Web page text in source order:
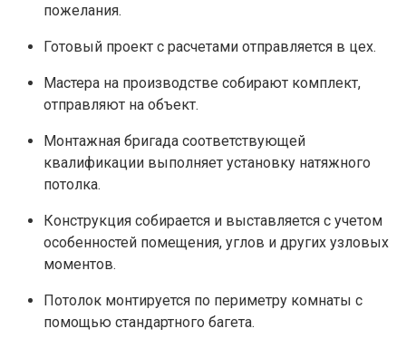
пожелания.
Готовый проект с расчетами отправляется в цех.
Мастера на производстве собирают комплект,
отправляют на объект.
Монтажная бригада соответствующей
квалификации выполняет установку натяжного
потолка.
Конструкция собирается и выставляется с учетом
особенностей помещения, углов и других узловых
моментов.
Потолок монтируется по периметру комнаты с
помощью стандартного багета.